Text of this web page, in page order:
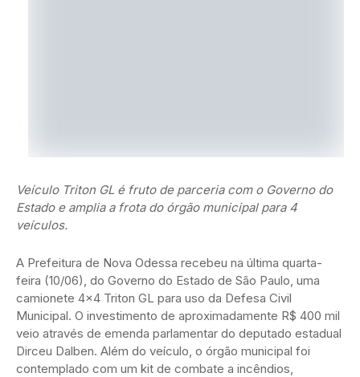
Veículo Triton GL é fruto de parceria com o Governo do
Estado e amplia a frota do órgão municipal para 4
veículos.
A Prefeitura de Nova Odessa recebeu na última quarta-
feira (10/06), do Governo do Estado de São Paulo, uma
camionete 4×4 Triton GL para uso da Defesa Civil
Municipal. O investimento de aproximadamente R$ 400 mil
veio através de emenda parlamentar do deputado estadual
Dirceu Dalben. Além do veículo, o órgão municipal foi
contemplado com um kit de combate a incêndios,